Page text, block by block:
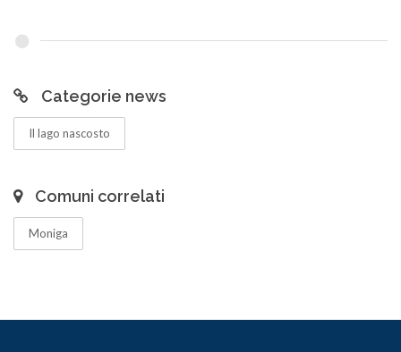
Categorie news
Il lago nascosto
Comuni correlati
Moniga